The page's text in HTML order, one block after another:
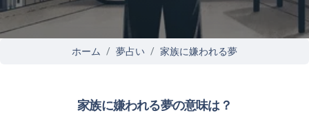
ホーム 夢占い 家族に嫌われる夢
家族に嫌われる夢の意味は？